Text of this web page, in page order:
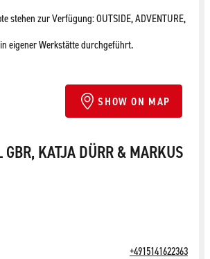
stehen zur Verfügung: OUTSIDE, ADVENTURE,
eigener Werkstätte durchgeführt.
SHOW ON MAP
GBR, KATJA DÜRR & MARKUS
+4915141622363